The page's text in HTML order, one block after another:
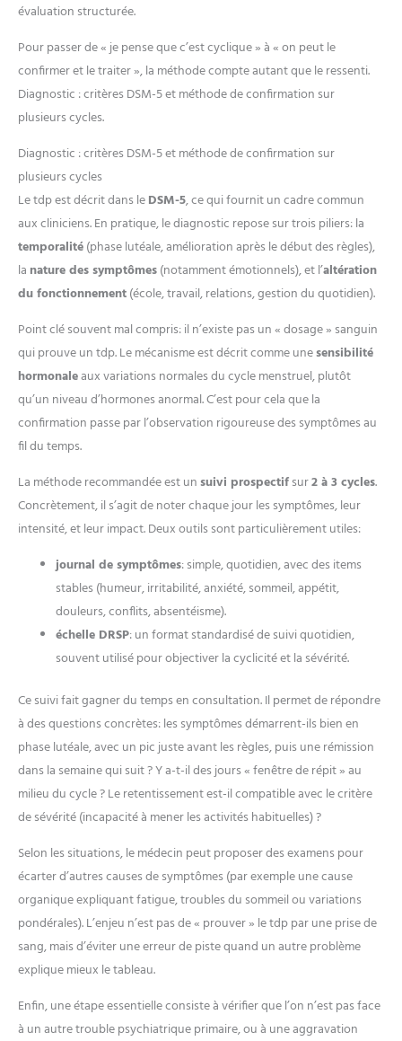
évaluation structurée.
Pour passer de « je pense que c’est cyclique » à « on peut le
confirmer et le traiter », la méthode compte autant que le ressenti.
Diagnostic : critères DSM-5 et méthode de confirmation sur
plusieurs cycles.
Diagnostic : critères DSM-5 et méthode de confirmation sur
plusieurs cycles
Le tdp est décrit dans leDSM-5, ce qui fournit un cadre commun
aux cliniciens. En pratique, le diagnostic repose sur trois piliers: la
temporalité(phase lutéale, amélioration après le début des règles),
la nature des symptômes(notamment émotionnels), et l’altération
du fonctionnement(école, travail, relations, gestion du quotidien).
Point clé souvent mal compris: il n’existe pas un « dosage » sanguin
qui prouve un tdp. Le mécanisme est décrit comme unesensibilité
hormonaleaux variations normales du cycle menstruel, plutôt
qu’un niveau d’hormones anormal. C’est pour cela que la
confirmation passe par l’observation rigoureuse des symptômes au
fil du temps.
La méthode recommandée est unsuivi prospectifsur2 à 3 cycles.
Concrètement, il s’agit de noter chaque jour les symptômes, leur
intensité, et leur impact. Deux outils sont particulièrement utiles:
journal de symptômes: simple, quotidien, avec des items
stables (humeur, irritabilité, anxiété, sommeil, appétit,
douleurs, conflits, absentéisme).
échelle DRSP: un format standardisé de suivi quotidien,
souvent utilisé pour objectiver la cyclicité et la sévérité.
Ce suivi fait gagner du temps en consultation. Il permet de répondre
à des questions concrètes: les symptômes démarrent-ils bien en
phase lutéale, avec un pic juste avant les règles, puis une rémission
dans la semaine qui suit ? Y a-t-il des jours « fenêtre de répit » au
milieu du cycle ? Le retentissement est-il compatible avec le critère
de sévérité (incapacité à mener les activités habituelles) ?
Selon les situations, le médecin peut proposer des examens pour
écarter d’autres causes de symptômes (par exemple une cause
organique expliquant fatigue, troubles du sommeil ou variations
pondérales). L’enjeu n’est pas de « prouver » le tdp par une prise de
sang, mais d’éviter une erreur de piste quand un autre problème
explique mieux le tableau.
Enfin, une étape essentielle consiste à vérifier que l’on n’est pas face
à un autre trouble psychiatrique primaire, ou à une aggravation